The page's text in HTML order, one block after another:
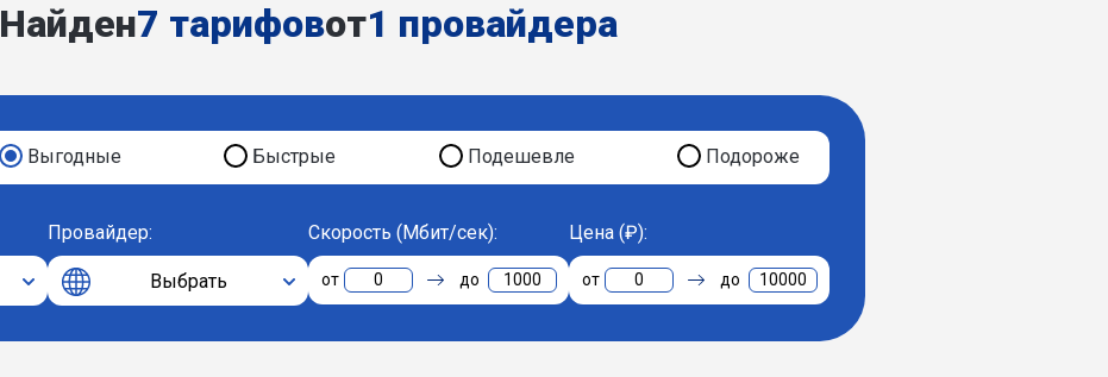
Найден7 тарифовот1 провайдера
Выгодные Быстрые Подешевле Подороже
Провайдер:
Выбрать
Скорость (Мбит/сек):
0 1000
Цена (₽):
0 10000